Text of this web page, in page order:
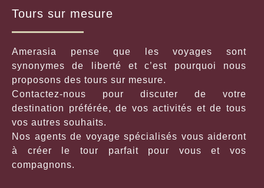
Tours sur mesure
Amerasia pense que les voyages sont
synonymes de liberté et c’est pourquoi nous
proposons des tours sur mesure.
Contactez-nous pour discuter de votre
destination préférée, de vos activités et de tous
vos autres souhaits.
Nos agents de voyage spécialisés vous aideront
à créer le tour parfait pour vous et vos
compagnons.